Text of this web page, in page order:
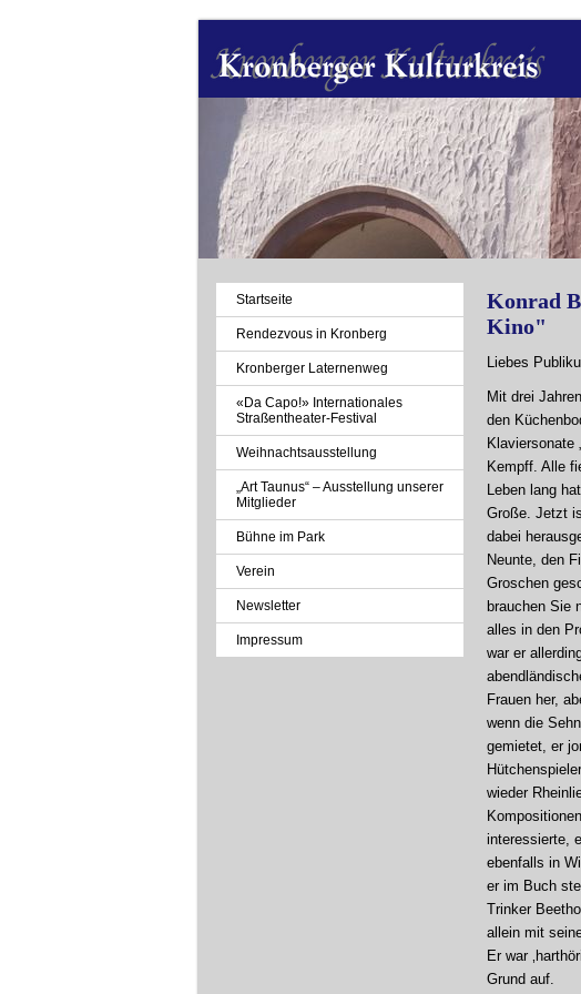
Konrad
Kino"
Liebes
Mit drei
den
Klaviersonate
Kempff. Alle
Leben lang
Große. Jetzt
dabei
Neunte, den
Groschen
brauchen Sie
alles in den
war er
Frauen her,
wenn die
gemietet, er
wieder
interessierte,
ebenfalls in
er im Buch
Trinker
allein mit
Er war
Grund auf.
Navigation
überspringen
Startseite
Rendezvous in Kronberg
Kronberger Laternenweg
«Da Capo!» Internationales
Straßentheater-Festival
Weihnachtsausstellung
„Art Taunus“ – Ausstellung unserer
Mitglieder
Bühne im Park
Verein
Newsletter
Impressum